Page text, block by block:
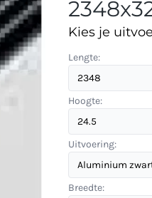
Kies je
Lengte:
Hoogte:
Uitvoering:
Breedte: